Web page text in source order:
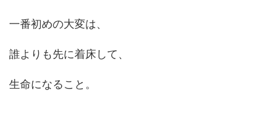
一番初めの大変は、
誰よりも先に着床して、
生命になること。